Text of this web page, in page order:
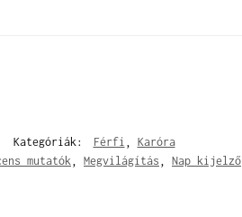
Kategóriák: Férfi , Karóra
mutatók, Megvilágítás , Nap kijelző